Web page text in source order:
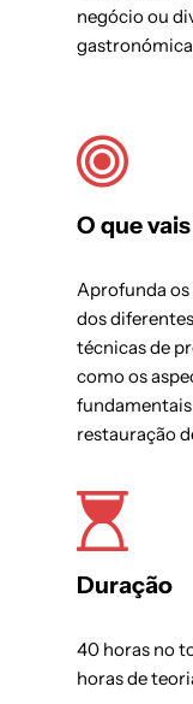
negócio ou
O que
Aprofunda
dos
técnicas de
como os
restauração
Duração
40 horas no
horas de